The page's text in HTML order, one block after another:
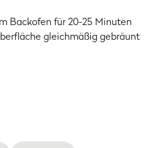
Backofen für 20-25 Minuten
gleichmäßig gebräunt